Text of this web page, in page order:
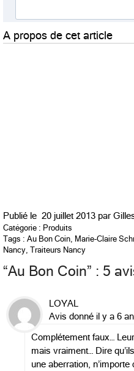
A propos de cet article
Publié le 20 juillet 2013 par
Catégorie : Produits
Tags : Au Bon Coin, Marie-Claire
Nancy, Traiteurs Nancy
“Au Bon Coin” : 5
LOYAL
Avis donné il y a 6
Complétement faux…
mais vraiment… Dire
une aberration,